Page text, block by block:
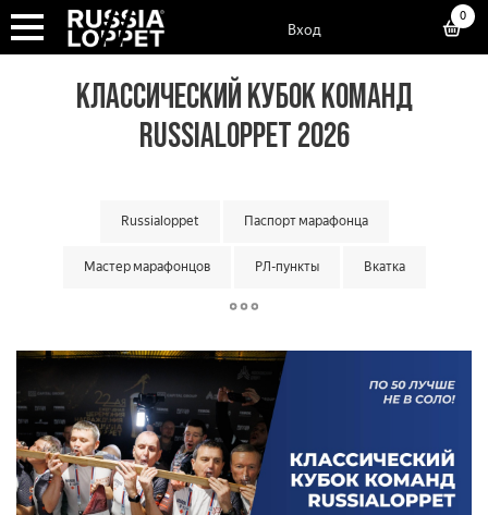
Вход
0
КЛАССИЧЕСКИЙ КУБОК КОМАНД
RUSSIALOPPET 2026
Russialoppet Паспорт марафонца
Мастер марафонцов РЛ-пункты Вкатка
Суперкубок марафонов
Большой кубок команд Классический кубок команд
Малый кубок команд Матчевая встреча команд
Кубок мастеров Лотерея лаки лузеров Онлайн гонки